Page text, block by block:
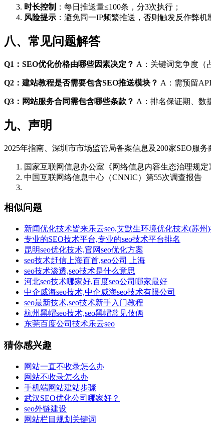
时长控制 ：每日推送量≤100条，分3次执行；
风险提示 ：避免同一IP频繁推送，否则触发反作弊机
八、常见问题解答
Q1：SEO优化价格由哪些因素决定？ A：关键词竞争度（
Q2：建站教程是否需要包含SEO推送模块？ A：需预留API
Q3：网站服务合同需包含哪些条款？ A：排名保证期、数
九、声明
2025年指南、深圳市市场监管局备案信息及200家SEO服
国家互联网信息办公室《网络信息内容生态治理规定
中国互联网络信息中心（CNNIC）第55次调查报告
相似问题
新闻优化技术皆来乐云seo,艾默生环境优化技术(苏州
专业的SEO技术平台,专业的seo技术平台排名
昆明seo优化技术,官网seo优化方案
seo技术赶信上海百首,seo公司 上海
seo技术渗透,seo技术是什么意思
河北seo技术哪家好,百度seo公司哪家最好
中企威海seo技术,中企威海seo技术有限公司
seo最新技术,seo技术新手入门教程
杭州黑帽seo技术,seo黑帽常见伎俩
东莞百度公司技术乐云seo
猜你感兴趣
网站一直不收录怎么办
网站不收录怎么办
手机端网站建站步骤
武汉SEO优化公司哪家好？
seo外链建设
网站栏目规划关键词